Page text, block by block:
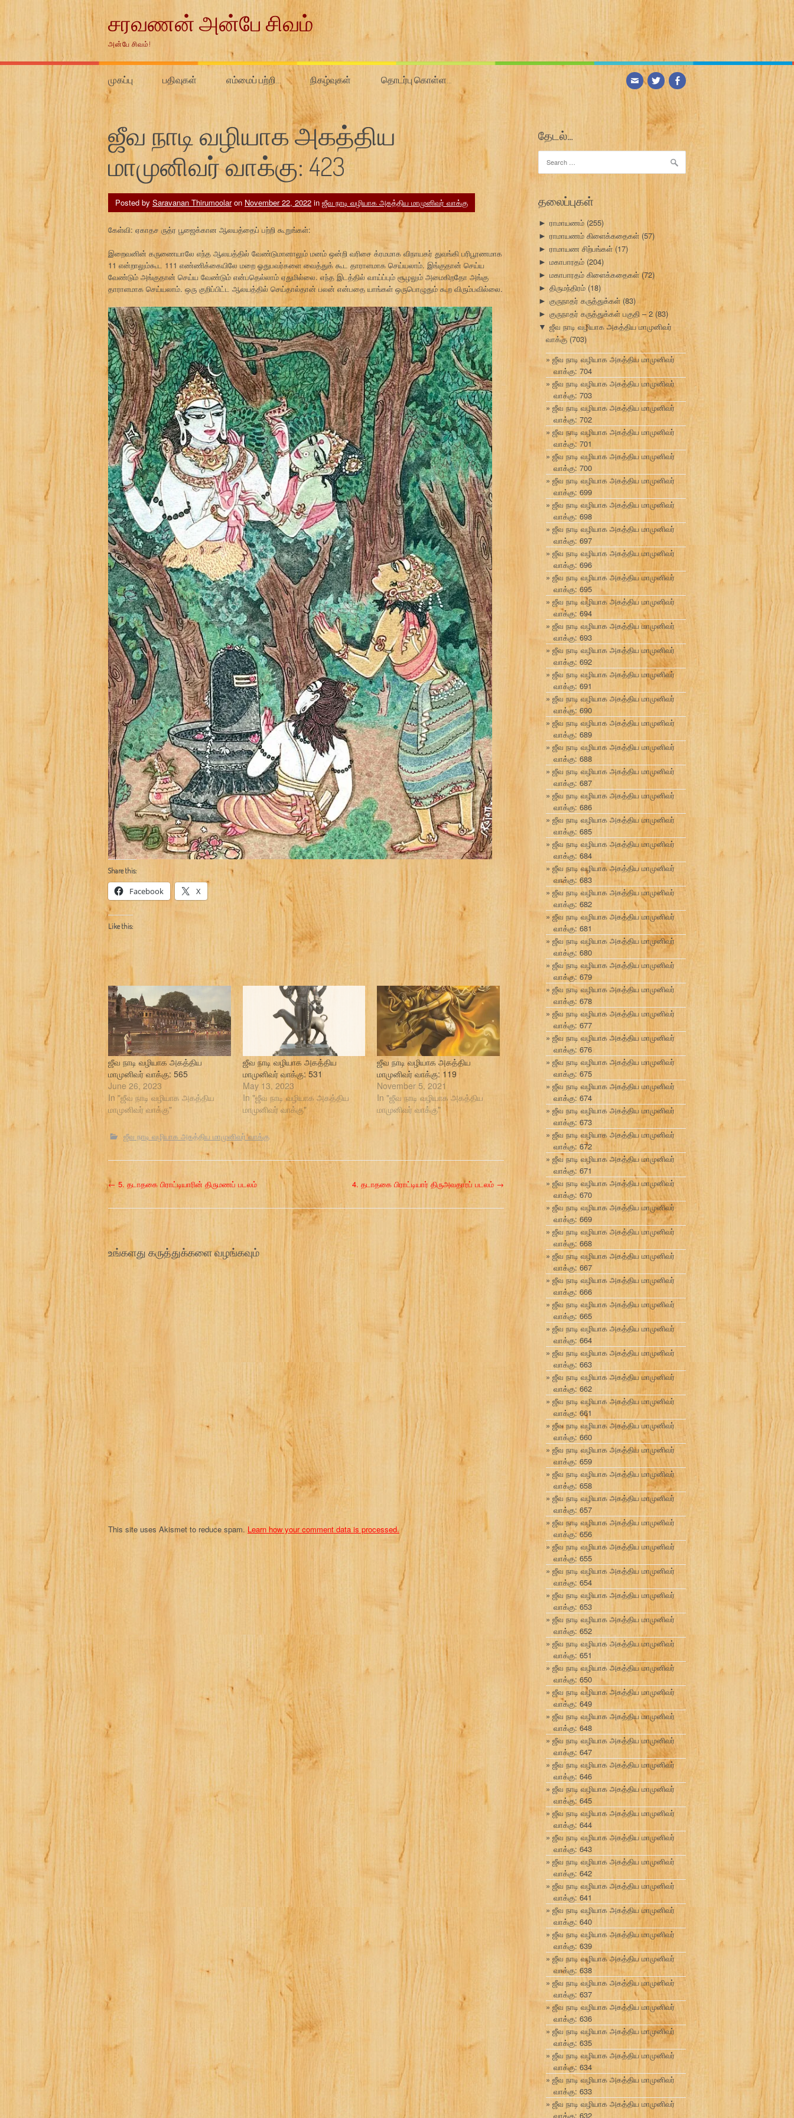
சரவணன் அன்பே சிவம்
அன்பே சிவம்!
முகப்பு பதிவுகள் எம்மைப் பற்றி… நிகழ்வுகள் தொடர்பு கொள்ள…
ஜீவ நாடி வழியாக அகத்திய
மாமுனிவர் வாக்கு: 423
Posted by Saravanan Thirumoolaron November 22, 2022 in ஜீவ நாடி வழியாக அகத்திய மாமுனிவர் வாக்கு
கேள்வி: ஏகாதச ருத்ர பூஜைக்கான ஆலயத்தைப் பற்றி கூறுங்கள்:
இறைவனின் கருணையாலே எந்த ஆலயத்தில் வேண்டுமானாலும் மனம் ஒன்றி வரிசை க்ரமமாக விநாயகர் துவங்கி பரிபூரணமாக
11 என்றாலும்கூட 111 எண்ணிக்கையிலே மறை ஓதுபவர்களை வைத்துக் கூட தாராளமாக செய்யலாம். இங்குதான் செய்ய
வேண்டும் அங்குதான் செய்ய வேண்டும் என்பதெல்லாம் ஏதுமில்லை. எந்த இடத்தில் வாய்ப்பும் சூழலும் அமைகிறதோ அங்கு
தாராளமாக செய்யலாம். ஒரு குறிப்பிட்ட ஆலயத்தில் செய்தால்தான் பலன் என்பதை யாங்கள் ஒருபொழுதும் கூற விரும்பவில்லை.
Share this:
Facebook X
Like this:
ஜீவ நாடி வழியாக அகத்திய
மாமுனிவர் வாக்கு: 565
June 26, 2023
In "ஜீவ நாடி வழியாக அகத்திய
மாமுனிவர் வாக்கு"
ஜீவ நாடி வழியாக அகத்திய
மாமுனிவர் வாக்கு: 531
May 13, 2023
In "ஜீவ நாடி வழியாக அகத்திய
மாமுனிவர் வாக்கு"
ஜீவ நாடி வழியாக அகத்திய
மாமுனிவர் வாக்கு: 119
November 5, 2021
In "ஜீவ நாடி வழியாக அகத்திய
மாமுனிவர் வாக்கு"
ஜீவ நாடி வழியாக அகத்திய மாமுனிவர் வாக்கு
P
o
s
t
i
o
n
← 5. தடாதகை பிராட்டியாரின் திருமணப் படலம் 4. தடாதகை பிராட்டியார் திருஅவதாரப் படலம் →
உங்களது கருத்துக்களை வழங்கவும்
This site uses Akismet to reduce spam. Learn how your comment data is processed.
தேடல்…
for:
தலைப்புகள்
► ராமாயணம் (255)
► ராமாயணம் கிளைக்கதைகள் (57)
► ராமாயண சிற்பங்கள் (17)
► மகாபாரதம் (204)
► மகாபாரதம் கிளைக்கதைகள்(72)
► திருமந்திரம் (18)
► குருநாதர் கருத்துக்கள் (83)
► குருநாதர் கருத்துக்கள் பகுதி – 2 (83)
▼ ஜீவ நாடி வழியாக அகத்திய மாமுனிவர்
வாக்கு (703)
ஜீவ நாடி வழியாக அகத்திய மாமுனிவர்
வாக்கு: 704
ஜீவ நாடி வழியாக அகத்திய மாமுனிவர்
வாக்கு: 703
ஜீவ நாடி வழியாக அகத்திய மாமுனிவர்
வாக்கு: 702
ஜீவ நாடி வழியாக அகத்திய மாமுனிவர்
வாக்கு: 701
ஜீவ நாடி வழியாக அகத்திய மாமுனிவர்
வாக்கு: 700
ஜீவ நாடி வழியாக அகத்திய மாமுனிவர்
வாக்கு: 699
ஜீவ நாடி வழியாக அகத்திய மாமுனிவர்
வாக்கு: 698
ஜீவ நாடி வழியாக அகத்திய மாமுனிவர்
வாக்கு: 697
ஜீவ நாடி வழியாக அகத்திய மாமுனிவர்
வாக்கு: 696
ஜீவ நாடி வழியாக அகத்திய மாமுனிவர்
வாக்கு: 695
ஜீவ நாடி வழியாக அகத்திய மாமுனிவர்
வாக்கு: 694
ஜீவ நாடி வழியாக அகத்திய மாமுனிவர்
வாக்கு: 693
ஜீவ நாடி வழியாக அகத்திய மாமுனிவர்
வாக்கு: 692
ஜீவ நாடி வழியாக அகத்திய மாமுனிவர்
வாக்கு: 691
ஜீவ நாடி வழியாக அகத்திய மாமுனிவர்
வாக்கு: 690
ஜீவ நாடி வழியாக அகத்திய மாமுனிவர்
வாக்கு: 689
ஜீவ நாடி வழியாக அகத்திய மாமுனிவர்
வாக்கு: 688
ஜீவ நாடி வழியாக அகத்திய மாமுனிவர்
வாக்கு: 687
ஜீவ நாடி வழியாக அகத்திய மாமுனிவர்
வாக்கு: 686
ஜீவ நாடி வழியாக அகத்திய மாமுனிவர்
வாக்கு: 685
ஜீவ நாடி வழியாக அகத்திய மாமுனிவர்
வாக்கு: 684
ஜீவ நாடி வழியாக அகத்திய மாமுனிவர்
வாக்கு: 683
ஜீவ நாடி வழியாக அகத்திய மாமுனிவர்
வாக்கு: 682
ஜீவ நாடி வழியாக அகத்திய மாமுனிவர்
வாக்கு: 681
ஜீவ நாடி வழியாக அகத்திய மாமுனிவர்
வாக்கு: 680
ஜீவ நாடி வழியாக அகத்திய மாமுனிவர்
வாக்கு: 679
ஜீவ நாடி வழியாக அகத்திய மாமுனிவர்
வாக்கு: 678
ஜீவ நாடி வழியாக அகத்திய மாமுனிவர்
வாக்கு: 677
ஜீவ நாடி வழியாக அகத்திய மாமுனிவர்
வாக்கு: 676
ஜீவ நாடி வழியாக அகத்திய மாமுனிவர்
வாக்கு: 675
ஜீவ நாடி வழியாக அகத்திய மாமுனிவர்
வாக்கு: 674
ஜீவ நாடி வழியாக அகத்திய மாமுனிவர்
வாக்கு: 673
ஜீவ நாடி வழியாக அகத்திய மாமுனிவர்
வாக்கு: 672
ஜீவ நாடி வழியாக அகத்திய மாமுனிவர்
வாக்கு: 671
ஜீவ நாடி வழியாக அகத்திய மாமுனிவர்
வாக்கு: 670
ஜீவ நாடி வழியாக அகத்திய மாமுனிவர்
வாக்கு: 669
ஜீவ நாடி வழியாக அகத்திய மாமுனிவர்
வாக்கு: 668
ஜீவ நாடி வழியாக அகத்திய மாமுனிவர்
வாக்கு: 667
ஜீவ நாடி வழியாக அகத்திய மாமுனிவர்
வாக்கு: 666
ஜீவ நாடி வழியாக அகத்திய மாமுனிவர்
வாக்கு: 665
ஜீவ நாடி வழியாக அகத்திய மாமுனிவர்
வாக்கு: 664
ஜீவ நாடி வழியாக அகத்திய மாமுனிவர்
வாக்கு: 663
ஜீவ நாடி வழியாக அகத்திய மாமுனிவர்
வாக்கு: 662
ஜீவ நாடி வழியாக அகத்திய மாமுனிவர்
வாக்கு: 661
ஜீவ நாடி வழியாக அகத்திய மாமுனிவர்
வாக்கு: 660
ஜீவ நாடி வழியாக அகத்திய மாமுனிவர்
வாக்கு: 659
ஜீவ நாடி வழியாக அகத்திய மாமுனிவர்
வாக்கு: 658
ஜீவ நாடி வழியாக அகத்திய மாமுனிவர்
வாக்கு: 657
ஜீவ நாடி வழியாக அகத்திய மாமுனிவர்
வாக்கு: 656
ஜீவ நாடி வழியாக அகத்திய மாமுனிவர்
வாக்கு: 655
ஜீவ நாடி வழியாக அகத்திய மாமுனிவர்
வாக்கு: 654
ஜீவ நாடி வழியாக அகத்திய மாமுனிவர்
வாக்கு: 653
ஜீவ நாடி வழியாக அகத்திய மாமுனிவர்
வாக்கு: 652
ஜீவ நாடி வழியாக அகத்திய மாமுனிவர்
வாக்கு: 651
ஜீவ நாடி வழியாக அகத்திய மாமுனிவர்
வாக்கு: 650
ஜீவ நாடி வழியாக அகத்திய மாமுனிவர்
வாக்கு: 649
ஜீவ நாடி வழியாக அகத்திய மாமுனிவர்
வாக்கு: 648
ஜீவ நாடி வழியாக அகத்திய மாமுனிவர்
வாக்கு: 647
ஜீவ நாடி வழியாக அகத்திய மாமுனிவர்
வாக்கு: 646
ஜீவ நாடி வழியாக அகத்திய மாமுனிவர்
வாக்கு: 645
ஜீவ நாடி வழியாக அகத்திய மாமுனிவர்
வாக்கு: 644
ஜீவ நாடி வழியாக அகத்திய மாமுனிவர்
வாக்கு: 643
ஜீவ நாடி வழியாக அகத்திய மாமுனிவர்
வாக்கு: 642
ஜீவ நாடி வழியாக அகத்திய மாமுனிவர்
வாக்கு: 641
ஜீவ நாடி வழியாக அகத்திய மாமுனிவர்
வாக்கு: 640
ஜீவ நாடி வழியாக அகத்திய மாமுனிவர்
வாக்கு: 639
ஜீவ நாடி வழியாக அகத்திய மாமுனிவர்
வாக்கு: 638
ஜீவ நாடி வழியாக அகத்திய மாமுனிவர்
வாக்கு: 637
ஜீவ நாடி வழியாக அகத்திய மாமுனிவர்
வாக்கு: 636
ஜீவ நாடி வழியாக அகத்திய மாமுனிவர்
வாக்கு: 635
ஜீவ நாடி வழியாக அகத்திய மாமுனிவர்
வாக்கு: 634
ஜீவ நாடி வழியாக அகத்திய மாமுனிவர்
வாக்கு: 633
ஜீவ நாடி வழியாக அகத்திய மாமுனிவர்
வாக்கு: 632